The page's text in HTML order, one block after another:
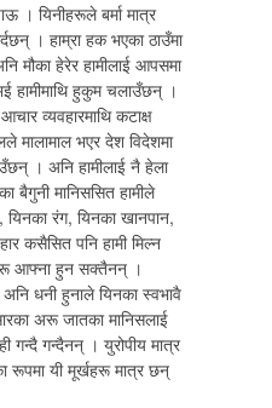
। यिनीहरूले बर्मा मात्र
। हाम्रा हक भएका ठाउँमा
मौका हेरेर हामीलाई आपसमा
हामीमाथि हुकुम चलाउँछन् ।
व्यवहारमाथि कटाक्ष
मालामाल भएर देश विदेशमा
। अनि हामीलाई नै हेला
बैगुनी मानिससित हामीले
यिनका रंग, यिनका खानपान,
कसैसित पनि हामी मिल्न
आफ्ना हुन सक्तैनन् ।
धनी हुनाले यिनका स्वभावै
अरू जातका मानिसलाई
गन्दै गन्दैनन् । युरोपीय मात्र
रूपमा यी मूर्खहरू मात्र छन्